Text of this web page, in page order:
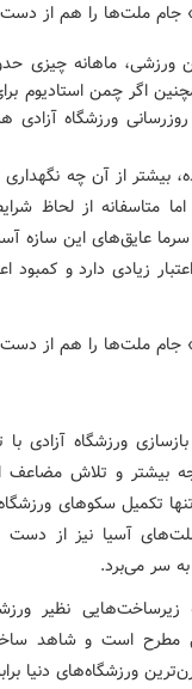
ماهانه چیزی
اگر چمن استادیوم
رسیده، بیشتر از آن چه
متاسفانه از لحاظ
عایق‌های این سازه
زیادی دارد و کمبود
ورزشگاه آزادی با
بیشتر و تلاش مضاعف
تکمیل سکوهای
آسیا نیز از
سر می‌برد.
نظیر
مطرح است و شاهد
ورزشگاه‌های دنیا